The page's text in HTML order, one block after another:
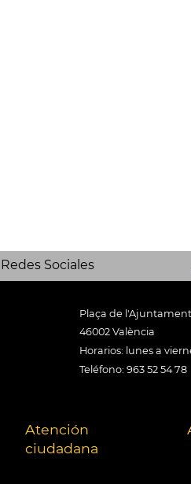
Redes Sociales
Plaça de l'Ajuntament
46002 València
Horarios: lunes a
Teléfono: 963 52 54 78
Atención
ciudadana